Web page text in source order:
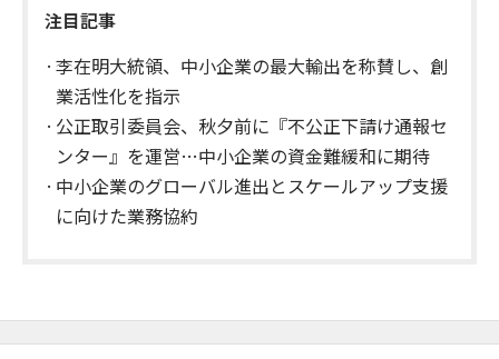
注目記事
李在明大統領、中小企業の最大輸出を称賛し、創
業活性化を指示
公正取引委員会、秋夕前に『不公正下請け通報セ
ンター』を運営…中小企業の資金難緩和に期待
中小企業のグローバル進出とスケールアップ支援
に向けた業務協約